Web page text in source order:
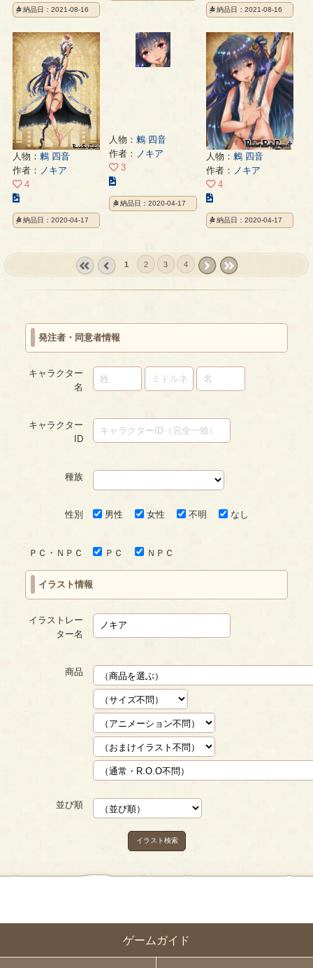
ゲームガイド
イ
ス
ト
の
ペ
ー
ジ
納品日：2021-08-16
イ
ス
ト
の
ペ
ー
ジ
納品日：2021-08-16
人物： 鶫 四音
作者： ノキア
4
の
イ
ジ
納品日：2020-04-17
人物： 鶫 四音
作者： ノキア
3
の
イ
の
ー
納品日：2020-04-17
人物： 鶫 四音
作者： ノキア
4
の
イ
ト
ジ
納品日：2020-04-17
1 2 3 4
発注者・同意者情報
キャラクター
名
キャラクター
ID
種族
性別 男性 女性 不明 なし
ＰＣ・ＮＰＣ ＰＣ ＮＰＣ
イラスト情報
イラストレー
ター名
商品
並び順
イラスト検索